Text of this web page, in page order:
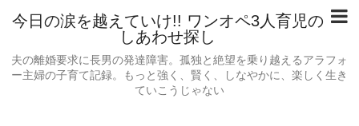
今日の涙を越えていけ!! ワンオペ3人育児の
しあわせ探し
夫の離婚要求に長男の発達障害。孤独と絶望を乗り越えるアラフォ
ー主婦の子育て記録。もっと強く、賢く、しなやかに、楽しく生き
ていこうじゃない